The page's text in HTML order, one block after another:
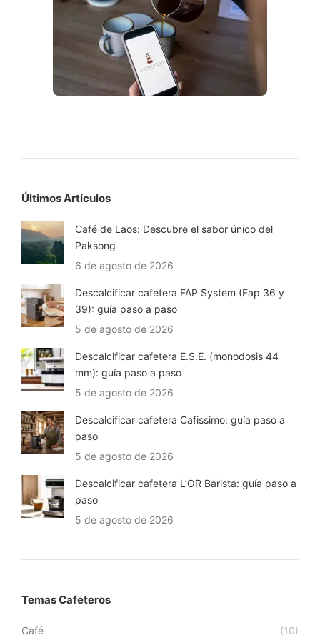
Últimos Artículos
Café de Laos: Descubre el sabor único del
Paksong
6 de agosto de 2026
Descalcificar cafetera FAP System (Fap 36 y
39): guía paso a paso
5 de agosto de 2026
Descalcificar cafetera E.S.E. (monodosis 44
mm): guía paso a paso
5 de agosto de 2026
Descalcificar cafetera Cafissimo: guía paso a
paso
5 de agosto de 2026
Descalcificar cafetera L’OR Barista: guía paso a
paso
5 de agosto de 2026
Temas Cafeteros
Café (10)